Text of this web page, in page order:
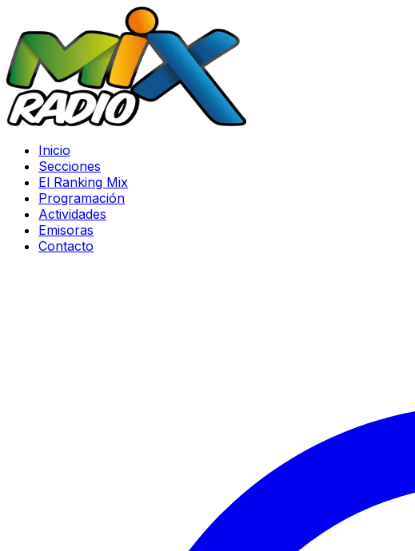
Inicio
Secciones
El Ranking Mix
Programación
Actividades
Emisoras
Contacto